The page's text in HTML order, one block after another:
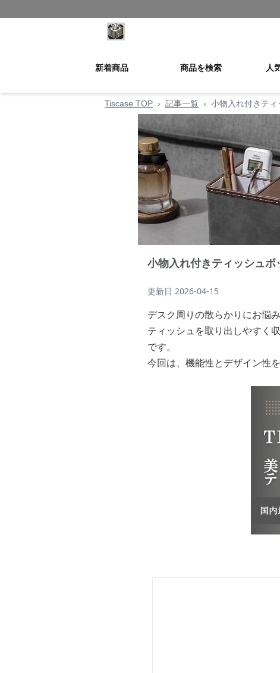
新着商品 商品を検索 人
Tiscase TOP › 記事一覧 › 小物入れ付きテ
小物入れ付きティッシュ
更新日 2026-04-15
デスク周りの散らかりにお悩
ティッシュを取り出しやすく
です。
今回は、機能性とデザイン性